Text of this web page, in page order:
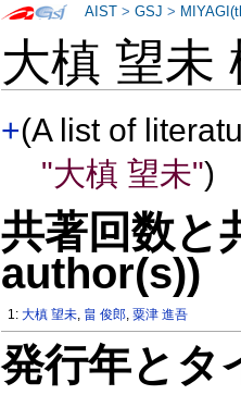
大槙 望未
+(A list of
"大槙 望未")
共著回数と
author(s))
1:大槙 望未, 畠 俊郎,粟津 進吾
発行年とタ
AIST >GSJ >